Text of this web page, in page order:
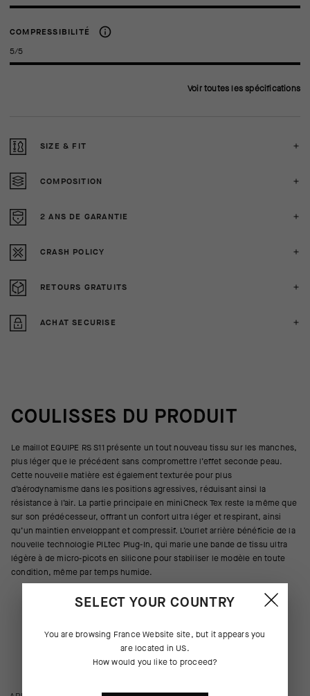
COMPRESSIBILITÉ
5/5
Voir toutes les spécifications
SIZE & FIT
COMPOSITION
2 ANS DE GARANTIE
CRASH POLICY
RETOURS GRATUITS
ACHAT SECURISE
COULISSES DU PRODUIT
Le maillot EQUIPE RS S11 présente un tout nouveau tissu sur les manches,
plus léger que le précédent sans compromettre l’effet seconde peau.
Cette nouvelle matière est également texturée pour plus
d’aérodynamisme dans les positions agressives, réduisant ainsi la
résistance à l’air. La partie principale en miniCheck Tex reste la même que
sur son prédécesseur, offrant un confort ultra léger et respirant, ainsi
qu’un maintien enveloppant et compressif. L’ourlet arrière bénéficie de la
nouvelle technologie PILtec Plug-In, qui marie une bande de tissu ultra
légère à de micro-picots en silicone pour stabiliser le modèle en toute
condition, même par temps humide.
SELECT YOUR COUNTRY
You are browsing France Website site, but it appears you
are located in US.
How would you like to proceed?